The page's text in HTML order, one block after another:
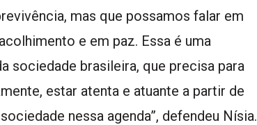
mas que possamos falar em
e em paz. Essa é uma
sociedade brasileira, que precisa para
estar atenta e atuante a partir de
nessa agenda”, defendeu Nísia.